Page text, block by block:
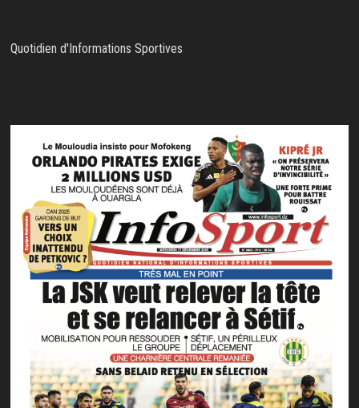
Quotidien d'Informations Sportives